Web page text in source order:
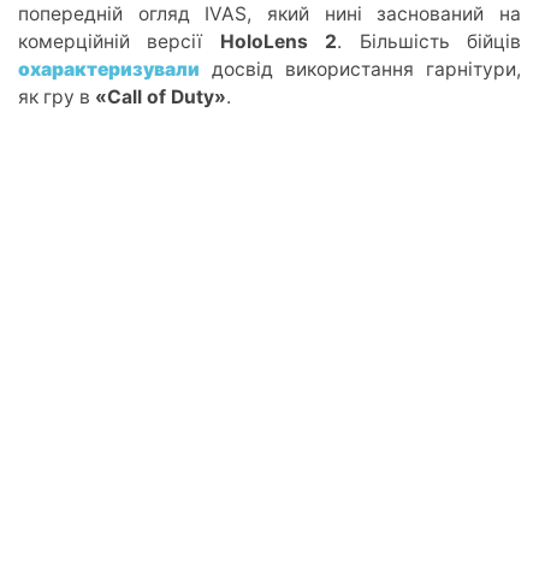
попередній огляд IVAS, який нині заснований на
комерційній версії HoloLens 2. Більшість бійців
охарактеризували досвід використання гарнітури,
як гру в «Call of Duty».